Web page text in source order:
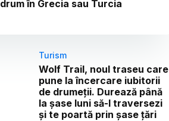
în Grecia sau Turcia
Turism
Wolf Trail, noul traseu care
pune la încercare iubitorii
de drumeții. Durează până
la șase luni să-l traversezi
și te poartă prin șase țări